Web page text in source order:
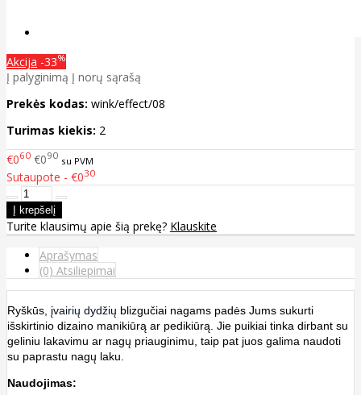
Akcija -33%
Į palyginimą Į norų sąrašą
Prekės kodas: wink/effect/08
Turimas kiekis: 2
€060 €090 su PVM
Sutaupote - €030
Turite klausimų apie šią prekę? Klauskite
Aprašymas
(0) Atsiliepimai
Ryškūs, įvairių dydžių blizgučiai nagams padės Jums sukurti
išskirtinio dizaino manikiūrą ar pedikiūrą. Jie puikiai tinka dirbant su
geliniu lakavimu ar nagų priauginimu, taip pat juos galima naudoti
su paprastu nagų laku.
Naudojimas: